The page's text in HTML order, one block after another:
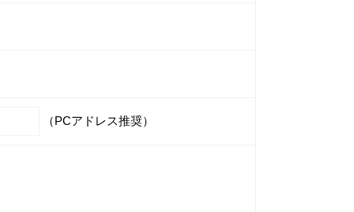
（PCアドレス推奨）